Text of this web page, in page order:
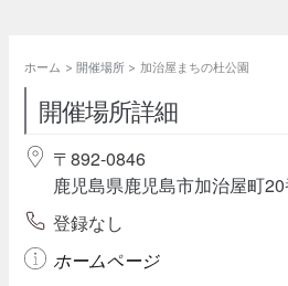
ホーム 開催場所 加治屋まちの杜公園
開催場所詳細
〒892-0846
鹿児島県鹿児島市加治屋町20
登録なし
ホームページ